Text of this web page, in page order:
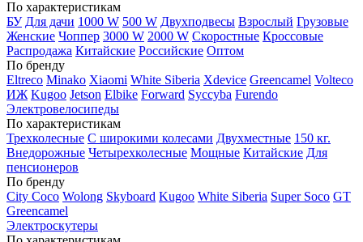
По характеристикам
БУ Для дачи 1000 W 500 W Двухподвесы Взрослый Грузовые
Женские Чоппер 3000 W 2000 W Скоростные Кроссовые
Распродажа Китайские Российские Оптом
По бренду
Eltreco Minako Xiaomi White Siberia Xdevice Greencamel Volteco
ИЖ Kugoo Jetson Elbike Forward Syccyba Furendo
Электровелосипеды
По характеристикам
Трехколесные С широкими колесами Двухместные 150 кг.
Внедорожные Четырехколесные Мощные Китайские Для
пенсионеров
По бренду
City Coco Wolong Skyboard Kugoo White Siberia Super Soco GT
Greencamel
Электроскутеры